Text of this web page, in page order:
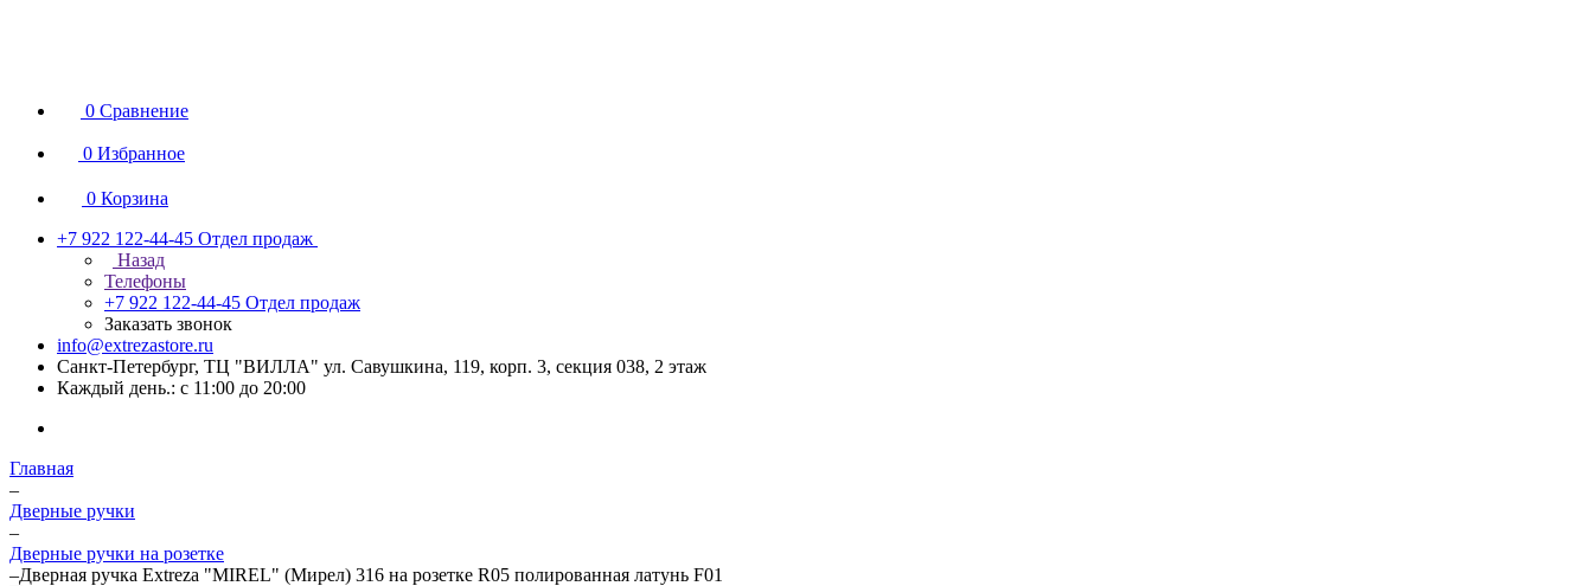
0 Сравнение
0 Избранное
0 Корзина
+7 922 122-44-45 Отдел продаж
Назад
Телефоны
+7 922 122-44-45 Отдел продаж
Заказать звонок
info@extrezastore.ru
Санкт-Петербург, ТЦ "ВИЛЛА" ул. Савушкина, 119, корп. 3, секция 038, 2 этаж
Каждый день.: с 11:00 до 20:00
Главная
–
Дверные ручки
–
Дверные ручки на розетке
–Дверная ручка Extreza "MIREL" (Мирел) 316 на розетке R05 полированная латунь F01